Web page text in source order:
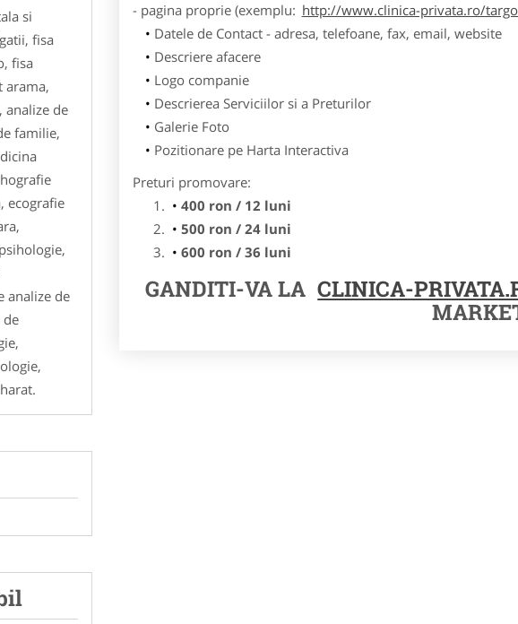
si
fisa
fisa
arama,
analize de
familie,
ecografie
analize de
- pagina proprie (exemplu: http://www.clinica-privata.ro/
Datele de Contact - adresa, telefoane, fax, email, website
Descriere afacere
Logo companie
Descrierea Serviciilor si a Preturilor
Galerie Foto
Pozitionare pe Harta Interactiva
Preturi promovare:
400 ron / 12 luni
500 ron / 24 luni
600 ron / 36 luni
GANDITI-VA LA CLINICA-